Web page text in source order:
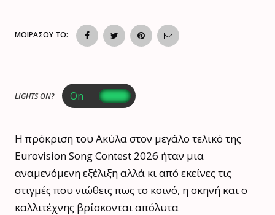
ΜΟΙΡΑΣΟΥ ΤΟ:
LIGHTS ON?
Η πρόκριση του Aκύλα στον μεγάλο τελικό της
Eurovision Song Contest 2026 ήταν μια
αναμενόμενη εξέλιξη αλλά κι από εκείνες τις
στιγμές που νιώθεις πως το κοινό, η σκηνή και ο
καλλιτέχνης βρίσκονται απόλυτα